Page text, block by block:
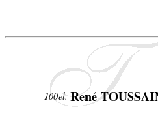
100el. René